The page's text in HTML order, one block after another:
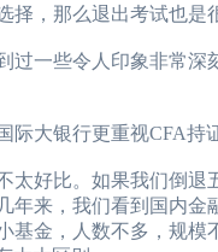
择，那么退出考试也是
一些令人印象非常深
大银行更重视CFA持
好比。如果我们倒退
年来，我们看到国内金
基金，人数不多，规